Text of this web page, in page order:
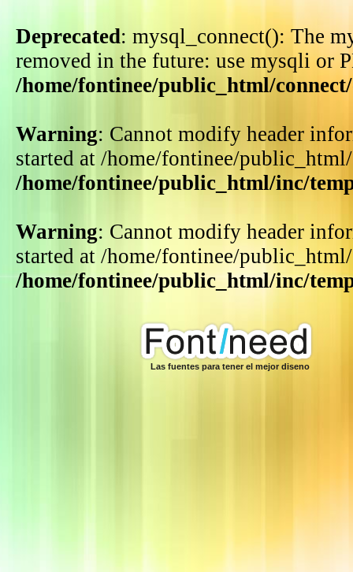
Deprecated: mysql_connect(): The
removed in the future: use mysqli or
/home/fontinee/public_html/
Warning: Cannot modify header
started at /home/fontinee/
/home/fontinee/public_html/inc/
Warning: Cannot modify header
started at /home/fontinee/
/home/fontinee/public_html/inc/
Las fuentes para tener el mejor diseno